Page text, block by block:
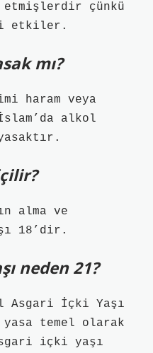
etmişlerdir çünkü
etkiler.
mı?
haram veya
alkol
alma ve
18’dir.
neden 21?
Asgari İçki Yaşı
yasa temel olarak
içki yaşı